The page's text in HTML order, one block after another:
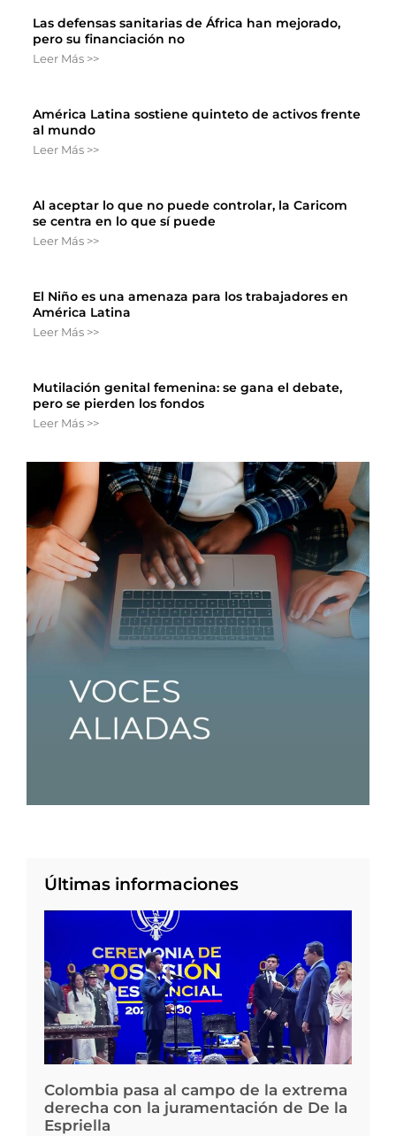
Las defensas sanitarias de África han mejorado,
pero su financiación no
Leer Más >>
América Latina sostiene quinteto de activos frente
al mundo
Leer Más >>
Al aceptar lo que no puede controlar, la Caricom
se centra en lo que sí puede
Leer Más >>
El Niño es una amenaza para los trabajadores en
América Latina
Leer Más >>
Mutilación genital femenina: se gana el debate,
pero se pierden los fondos
Leer Más >>
Últimas informaciones
Colombia pasa al campo de la extrema
derecha con la juramentación de De la
Espriella